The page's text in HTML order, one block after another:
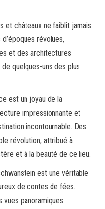
et châteaux ne faiblit jamais.
révolues,
et des architectures
quelques-uns des plus
est un joyau de la
impressionnante et
incontournable. Des
révolution, attribué à
et à la beauté de ce lieu.
est une véritable
de contes de fées.
vues panoramiques